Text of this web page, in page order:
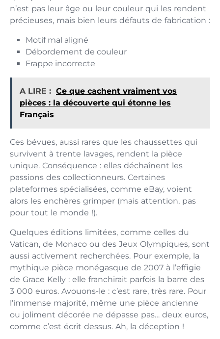
n’est pas leur âge ou leur couleur qui les rendent
précieuses, mais bien leurs défauts de fabrication :
Motif mal aligné
Débordement de couleur
Frappe incorrecte
A LIRE : Ce que cachent vraiment vos
pièces : la découverte qui étonne les
Français
Ces bévues, aussi rares que les chaussettes qui
survivent à trente lavages, rendent la pièce
unique. Conséquence : elles déchaînent les
passions des collectionneurs. Certaines
plateformes spécialisées, comme eBay, voient
alors les enchères grimper (mais attention, pas
pour tout le monde !).
Quelques éditions limitées, comme celles du
Vatican, de Monaco ou des Jeux Olympiques, sont
aussi activement recherchées. Pour exemple, la
mythique pièce monégasque de 2007 à l’effigie
de Grace Kelly : elle franchirait parfois la barre des
3 000 euros. Avouons-le : c’est rare, très rare. Pour
l’immense majorité, même une pièce ancienne
ou joliment décorée ne dépasse pas… deux euros,
comme c’est écrit dessus. Ah, la déception !